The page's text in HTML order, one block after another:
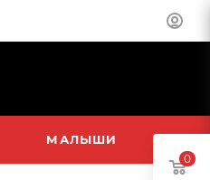
МАЛЫШИ
0